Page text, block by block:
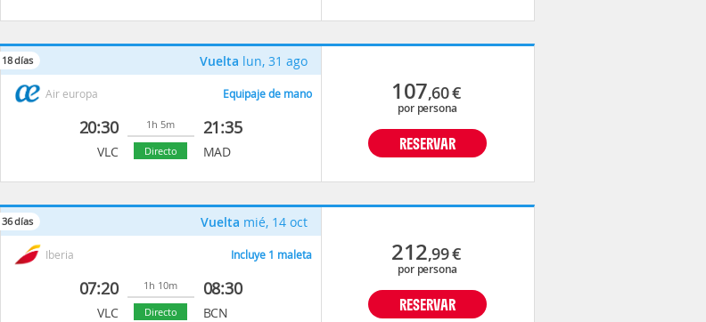
18días Vuelta lun, 31 ago
Air europa Equipaje de mano
20:30
VLC
1h 5m
Directo
21:35
MAD
107,60€
por persona
RESERVAR
36días Vuelta mié, 14 oct
Iberia Incluye 1 maleta
07:20
VLC
1h 10m
Directo
08:30
BCN
212,99€
por persona
RESERVAR